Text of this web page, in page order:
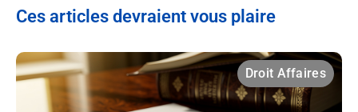
Ces articles devraient vous plaire
Droit Affaires